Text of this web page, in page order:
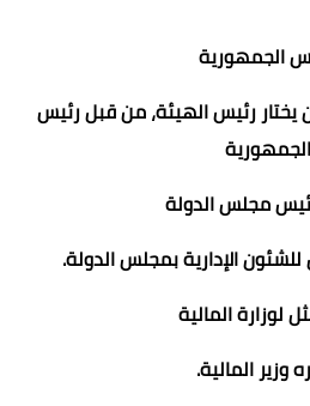
الجمهورية
رئيس الهيئة، من قبل رئيس
الجمهورية
مجلس الدولة
الإدارية بمجلس الدولة.
وزير المالية.